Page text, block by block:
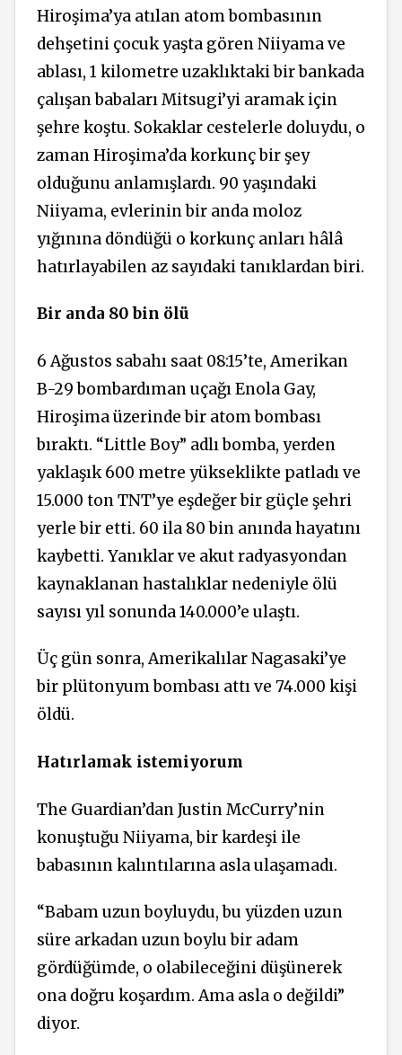
Hiroşima’ya atılan atom bombasının
dehşetini çocuk yaşta gören Niiyama ve
ablası, 1 kilometre uzaklıktaki bir bankada
çalışan babaları Mitsugi’yi aramak için
şehre koştu. Sokaklar cestelerle doluydu, o
zaman Hiroşima’da korkunç bir şey
olduğunu anlamışlardı. 90 yaşındaki
Niiyama, evlerinin bir anda moloz
yığınına döndüğü o korkunç anları hâlâ
hatırlayabilen az sayıdaki tanıklardan biri.
Bir anda 80 bin ölü
6 Ağustos sabahı saat 08:15’te, Amerikan
B-29 bombardıman uçağı Enola Gay,
Hiroşima üzerinde bir atom bombası
bıraktı. “Little Boy” adlı bomba, yerden
yaklaşık 600 metre yükseklikte patladı ve
15.000 ton TNT’ye eşdeğer bir güçle şehri
yerle bir etti. 60 ila 80 bin anında hayatını
kaybetti. Yanıklar ve akut radyasyondan
kaynaklanan hastalıklar nedeniyle ölü
sayısı yıl sonunda 140.000’e ulaştı.
Üç gün sonra, Amerikalılar Nagasaki’ye
bir plütonyum bombası attı ve 74.000 kişi
öldü.
Hatırlamak istemiyorum
The Guardian’dan Justin McCurry’nin
konuştuğu Niiyama, bir kardeşi ile
babasının kalıntılarına asla ulaşamadı.
“Babam uzun boyluydu, bu yüzden uzun
süre arkadan uzun boylu bir adam
gördüğümde, o olabileceğini düşünerek
ona doğru koşardım. Ama asla o değildi”
diyor.